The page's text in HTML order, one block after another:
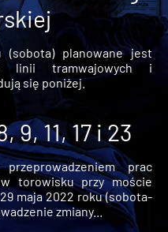
planowane jest
linii tramwajowych i
się poniżej.
9, 11, 17 i 23
prac
torowisku przy moście
maja 2022 roku (sobota-
zmiany...